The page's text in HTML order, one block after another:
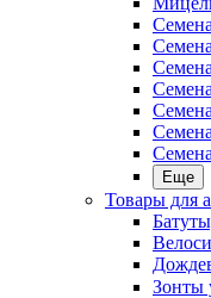
Еще
Товары для
Зонты